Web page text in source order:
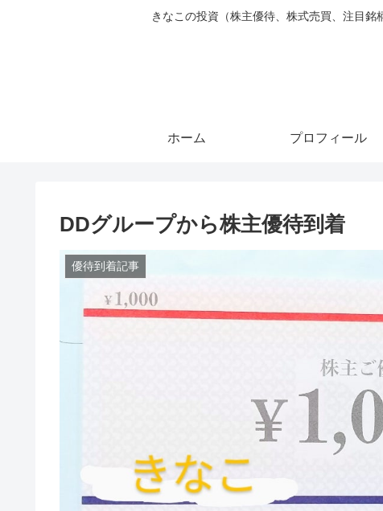
きなこの投資（株主優待、株式売買、注目
ホーム プロフィール
DDグループから株主優待到着
優待到着記事